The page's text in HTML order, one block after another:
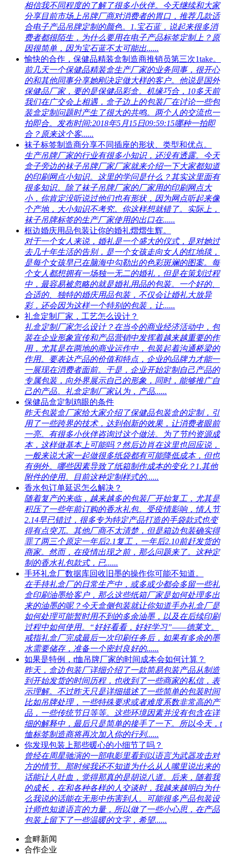
相信我不同程度的了解了很多小伙伴。今天继续和大家
分享目前市场上吊牌厂商对消费者的胃口，推荐几款适
合电子产品吊牌定制的颜色。1.宝石蓝，说起来很多消
费者都很陌生，为什么要用在电子产品标签定制上？原
因很简单，因为宝石蓝不太可能出......
愉快的合作，保健品精装盒制造商推销员第三次1take。
前几天一个保健品精装盒生产厂家的业务同事，很开心
的和其他同事分享她刚决定做大样的客户。他说是国外
保健品厂家，要的是保健品彩盒。机缘巧合，10多天前
我们在广交会上相遇，盒子边上的包装厂在讨论一些包
装盒定制问题时产生了很大的共鸣。两个人的交流也一
拍即合。发布时间:2018年5月15日09:59:15哪种一拍即
合？原来这个客......
袜子标签制造商分享不同插座的形状、类型和优点。
生产吊牌厂家的行业有很多小知识，还没有透露。今天
盒子旁边的袜子吊牌厂家厂家就来介绍一下大家都知道
的印刷网点小知识。这里的学问是什么？其实这里面有
很多知识。除了袜子吊牌厂家的厂家用的印刷网点大
小，你肯定没听说过他们也有形状，因为网点听起来像
个产地，大小知识不考究。你这样想就错了。实际上，
袜子吊牌标签的生产厂家使用的出口在......
框边婚庆用品包装让你的婚礼熠熠生辉。
对于一个女人来说，婚礼是一个盛大的仪式，是对她过
去几十年生活的告别，是一个女孩走向女人的红地毯，
是每个女孩早已在脑海中勾勒出的色彩斑斓的图案。每
个女人都想拥有一场独一无二的婚礼，但是在策划过程
中，最容易被忽略的就是婚礼用品的包装。一个好的、
合适的、独特的婚庆用品包装，不仅会让婚礼大放异
彩，还会因为这样一个特别的包装，让......
礼盒定制厂家，工艺怎么设计？
礼盒定制厂家怎么设计？在当今的商业经济活动中，包
装在企业形象宣传和产品营销中发挥着越来越重要的作
用，尤其是在两地的商业运作中，包装起着沟通桥梁的
作用。要表达产品的价值和特点，企业的品牌力才能一
一展现在消费者面前。于是，企业开始定制自己产品的
专属包装，向外界展示自己的形象，同时，能够推广自
己的产品。礼盒定制厂家认为，产品......
保健品盒定制鸡眼的条件
昨天包装盒厂家给大家介绍了保健品包装盒的定制，引
用了一些跨界的技术，达到创新的效果，让消费者眼前
一亮。有很多小伙伴咨询过这个做法。为了节约资源成
本，这样做基本上可能吗？然后边肖在这里也回应说，
一般来说大家一起做很多纸袋都有可能降低成本，但也
有例外。哪些因素导致了纸箱制作成本的变化？1.其他
附件的使用。目前这种定制样式的......
香水包订单延迟怎么解决？
随着复产的来临，越来越多的包装厂开始复工，尤其是
积压了一些年前订购的香水礼包。受疫情影响，情人节
2.14早已错过，很多专为特定产品打造的手袋款式也变
得有点突兀。其他厂商不太清楚，但是箱边包装确实得
罪了两三个原定一年后2.1复工，一年后2.10前赶发货的
商家。然而，在疫情出现之前，那么问题来了。这种定
制的香水礼包款式，已......
手环礼盒厂数据库回收旧墨的操作你可能不知道。
在手持礼盒厂的日常生产中，或多或少都会多留一些礼
盒印刷油墨给客户，那么这些纸箱厂家是如何处理多出
来的油墨的呢？今天盒侧包装就让你知道手办礼盒厂是
如何处理可能暂时用不到的多余油墨，以及在后续印刷
过程中如何使用。“好好看看，好好学习”——德莱文。
戒指礼盒厂完成最后一次印刷任务后，如果有多余的墨
水需要储存，准备一个密封良好的......
如果是特例，t恤吊牌厂家的时间成本会如何计算？
昨天，盒边包装厂详细介绍了一款简易包装产品从制造
到开始发货的时间历程，也收到了一些商家的私信，表
示理解。不过昨天只是详细描述了一些简单的包装时间
比如吊牌处理，一些特殊要求或者难度系数非常高的产
品，一些传统节日等等。这些环境因素并没有包含在详
细的解释中，最后只是简单的接手了一下。所以今天，t
恤标签制造商将再次加入你的行列......
你发现包装上那些暖心的小细节了吗？
曾经在周星驰演的一部电影里看到以语言为武器攻击对
方的情节。那时候我还不知道为什么从人嘴里说出来的
话能让人吐血，觉得那真的是胡说八道。后来，随着我
的成长，在和各种各样的人交谈时，我越来越明白为什
么我说的话能在无形中伤害到人。可能很多产品包装设
计师也知道语言的力量，所以做了一些小心思，在产品
包装上留下了一些温暖的文字，希望......
盒畔新闻
合作企业